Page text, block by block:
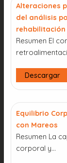
Alteraciones
del análisis
Resumen El
Descargar
Equilibrio
con Mareos
Resumen La
corporal y...